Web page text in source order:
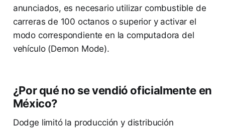
anunciados, es necesario utilizar combustible de
carreras de 100 octanos o superior y activar el
modo correspondiente en la computadora del
vehículo (Demon Mode).
¿Por qué no se vendió oficialmente en
México?
Dodge limitó la producción y distribución